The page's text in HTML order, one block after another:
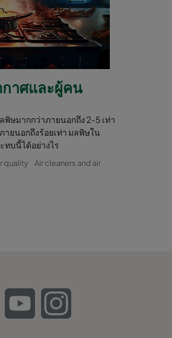
าศและผู้คน
ษมากกว่าภายนอกถึง 2-5 เท่า
ยนอกถึงร้อยเท่า มลพิษใน
ทบนี้ได้อย่างไร
quality
Air cleaners and air